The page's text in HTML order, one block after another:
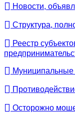
Новости,
Структура,
Реестр
Осторожно